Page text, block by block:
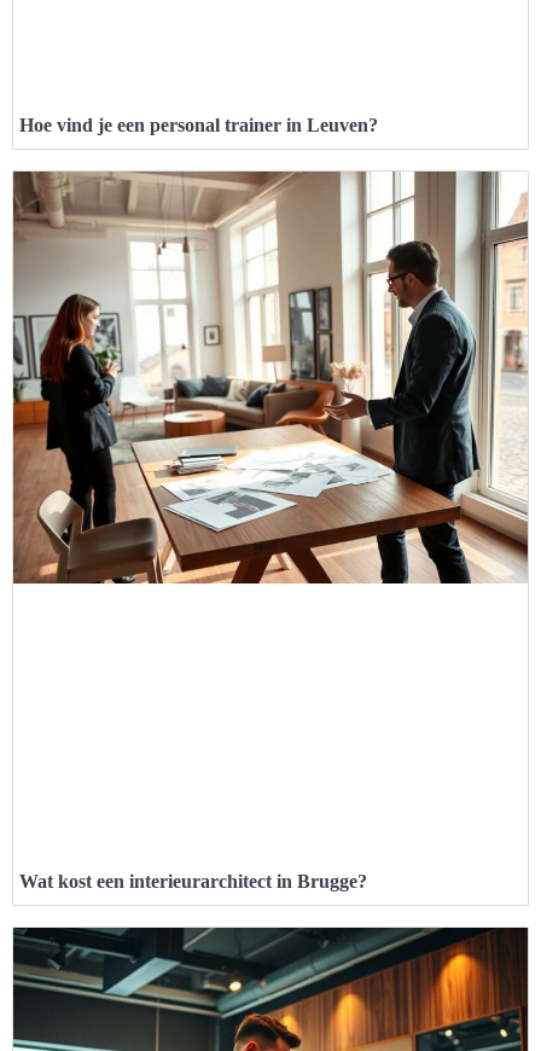
Hoe vind je een personal trainer in Leuven?
Wat kost een interieurarchitect in Brugge?